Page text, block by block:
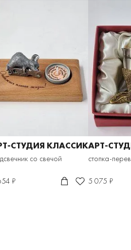
СТУДИЯ КЛАССИК
со свечой
₽
АРТ-
стопка-
5 075 ₽